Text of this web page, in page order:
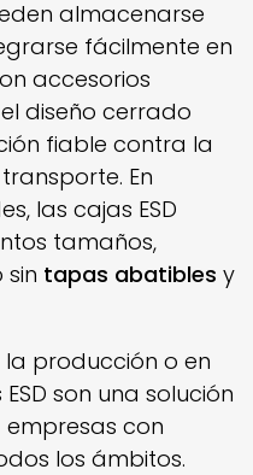
almacenarse
fácilmente en
accesorios
diseño cerrado
fiable contra la
En
las cajas ESD
tamaños,
tapas abatibles y
la producción o en
son una solución
con
los ámbitos.